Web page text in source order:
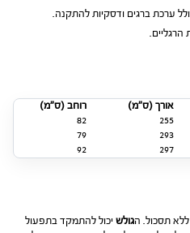
ערכת ברגים ודסקיות להתקנה.
הרגליים.
אורך (ס”מ)
רוחב (ס”מ)
255
82
293
79
297
92
גולש יכול להתמקד בתפעול